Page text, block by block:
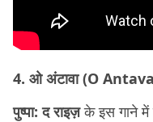
4. ओ अंटावा (O
पुष्पा: द राइज़के इस गाने में